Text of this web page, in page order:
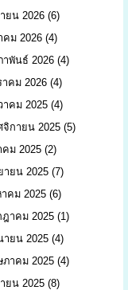
ยน 2026 (6)
คม 2026 (4)
าพันธ์ 2026 (4)
าคม 2026 (4)
าคม 2025 (4)
จิกายน 2025 (5)
คม 2025 (2)
ายน 2025 (7)
คม 2025 (6)
ฎาคม 2025 (1)
ายน 2025 (4)
ภาคม 2025 (4)
ยน 2025 (8)